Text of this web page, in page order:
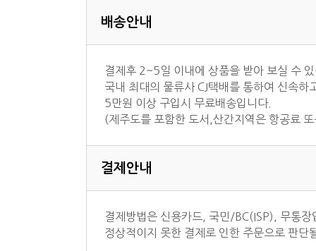
배송안내
결제후 2~5일 이내에 상품을 받아 보실 수
국내 최대의 물류사 CJ택배를 통하여 신속하
5만원 이상 구입시 무료배송입니다.
(제주도를 포함한 도서,산간지역은 항공료
결제안내
결제방법은 신용카드, 국민/BC(ISP), 무통
정상적이지 못한 결제로 인한 주문으로 판